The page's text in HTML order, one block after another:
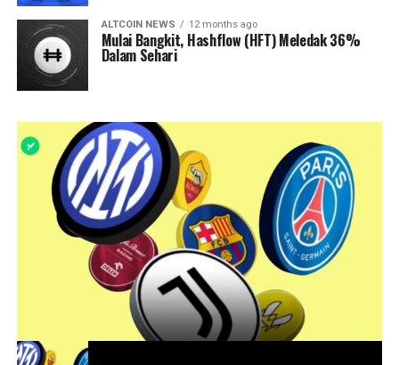
ALTCOIN NEWS 12 months ago
Mulai Bangkit, Hashflow (HFT) Meledak 36%
Dalam Sehari